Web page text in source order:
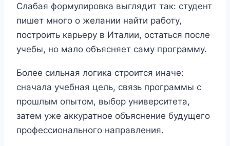
Слабая формулировка выглядит так: студент
пишет много о желании найти работу,
построить карьеру в Италии, остаться после
учебы, но мало объясняет саму программу.
Более сильная логика строится иначе:
сначала учебная цель, связь программы с
прошлым опытом, выбор университета,
затем уже аккуратное объяснение будущего
профессионального направления.